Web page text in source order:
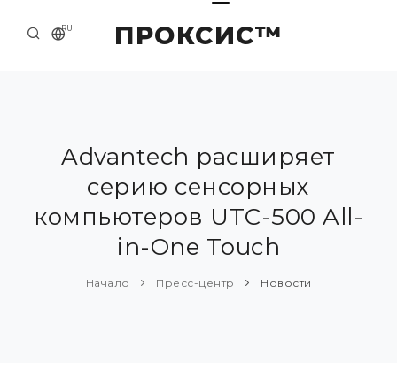
ПРОКСИС™
RU
О КОМПАНИИ
ПРИМЕРЫ И РЕШЕНИЯ
КАТАЛОГ ПРОДУКЦИИ
ПРЕСС-ЦЕНТР
Advantech расширяет
серию сенсорных
компьютеров UTC-500 All-
in-One Touch
Начало Пресс-центр Новости